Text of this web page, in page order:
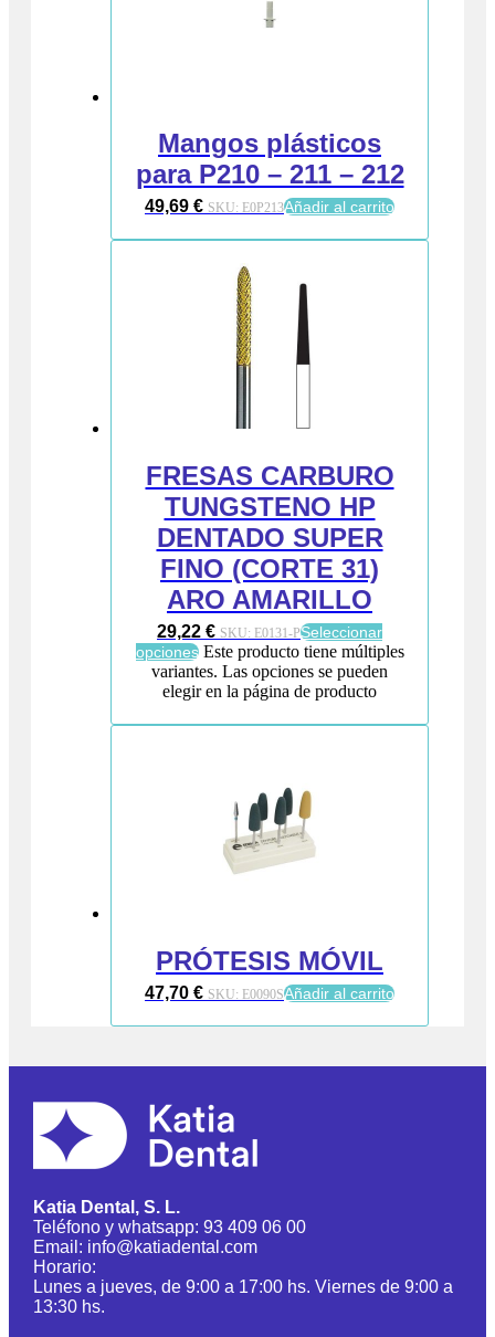
Mangos plásticos
para P210 – 211 – 212
49,69 € SKU: E0P213Añadir al carrito
FRESAS CARBURO
TUNGSTENO HP
DENTADO SUPER
FINO (CORTE 31)
ARO AMARILLO
29,22 € SKU: E0131-PSeleccionar
opciones Este producto tiene múltiples
variantes. Las opciones se pueden
elegir en la página de producto
PRÓTESIS MÓVIL
47,70 € SKU: E0090SAñadir al carrito
Katia Dental, S. L.
Teléfono y whatsapp: 93 409 06 00
Email: info@katiadental.com
Horario:
Lunes a jueves, de 9:00 a 17:00 hs. Viernes de 9:00 a
13:30 hs.